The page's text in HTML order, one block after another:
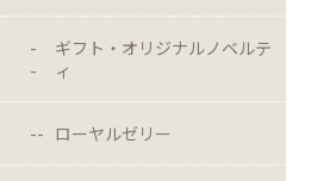
ギフト・オリジナルノベルテ
ィ
ローヤルゼリー